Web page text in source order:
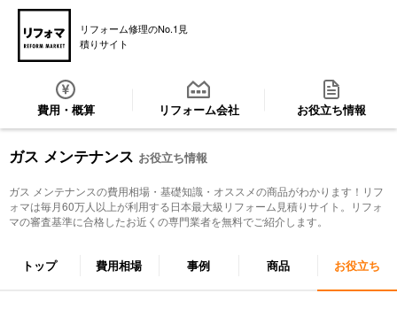
リフォーム修理のNo.1見
積りサイト
費用・概算 リフォーム会社 お役立ち情報
ガス メンテナンス お役立ち情報
ガス メンテナンスの費用相場・基礎知識・オススメの商品がわかります！リフ
ォマは毎月60万人以上が利用する日本最大級リフォーム見積りサイト。リフォ
マの審査基準に合格したお近くの専門業者を無料でご紹介します。
トップ 費用相場 事例 商品 お役立ち